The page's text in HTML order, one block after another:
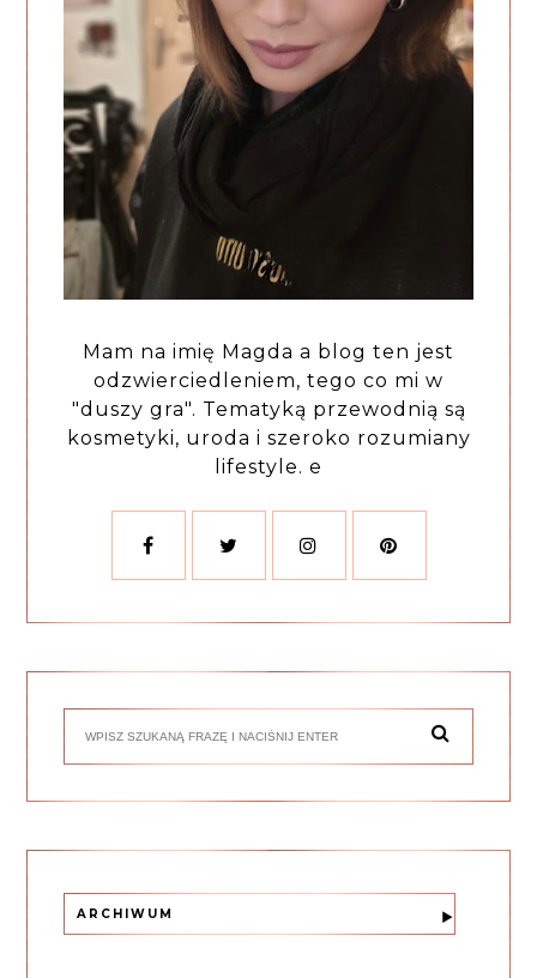
Mam na imię Magda a blog ten jest
odzwierciedleniem, tego co mi w
"duszy gra". Tematyką przewodnią są
kosmetyki, uroda i szeroko rozumiany
lifestyle. e
ARCHIWUM